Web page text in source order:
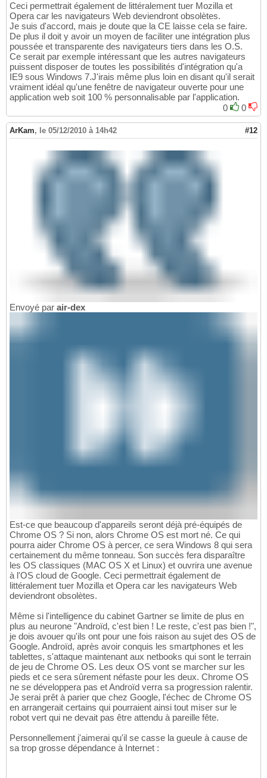
Ceci permettrait également de littéralement tuer Mozilla et
Opera car les navigateurs Web deviendront obsolètes.
Je suis d'accord, mais je doute que la CE laisse cela se faire.
De plus il doit y avoir un moyen de faciliter une intégration plus
poussée et transparente des navigateurs tiers dans les O.S.
Ce serait par exemple intéressant que les autres navigateurs
puissent disposer de toutes les possibilités d'intégration qu'a
IE9 sous Windows 7.J'irais même plus loin en disant qu'il serait
vraiment idéal qu'une fenêtre de navigateur ouverte pour une
application web soit 100 % personnalisable par l'application.
0
0
ArKam, le 05/12/2010 à 14h42 #12
Envoyé par air-dex
Est-ce que beaucoup d'appareils seront déjà pré-équipés de
Chrome OS ? Si non, alors Chrome OS est mort né. Ce qui
pourra aider Chrome OS à percer, ce sera Windows 8 qui sera
certainement du même tonneau. Son succès fera disparaître
les OS classiques (MAC OS X et Linux) et ouvrira une avenue
à l'OS cloud de Google. Ceci permettrait également de
littéralement tuer Mozilla et Opera car les navigateurs Web
deviendront obsolètes.
Même si l'intelligence du cabinet Gartner se limite de plus en
plus au neurone "Androïd, c'est bien ! Le reste, c'est pas bien !",
je dois avouer qu'ils ont pour une fois raison au sujet des OS de
Google. Androïd, après avoir conquis les smartphones et les
tablettes, s'attaque maintenant aux netbooks qui sont le terrain
de jeu de Chrome OS. Les deux OS vont se marcher sur les
pieds et ce sera sûrement néfaste pour les deux. Chrome OS
ne se développera pas et Androïd verra sa progression ralentir.
Je serai prêt à parier que chez Google, l'échec de Chrome OS
en arrangerait certains qui pourraient ainsi tout miser sur le
robot vert qui ne devait pas être attendu à pareille fête.
Personnellement j'aimerai qu'il se casse la gueule à cause de
sa trop grosse dépendance à Internet :